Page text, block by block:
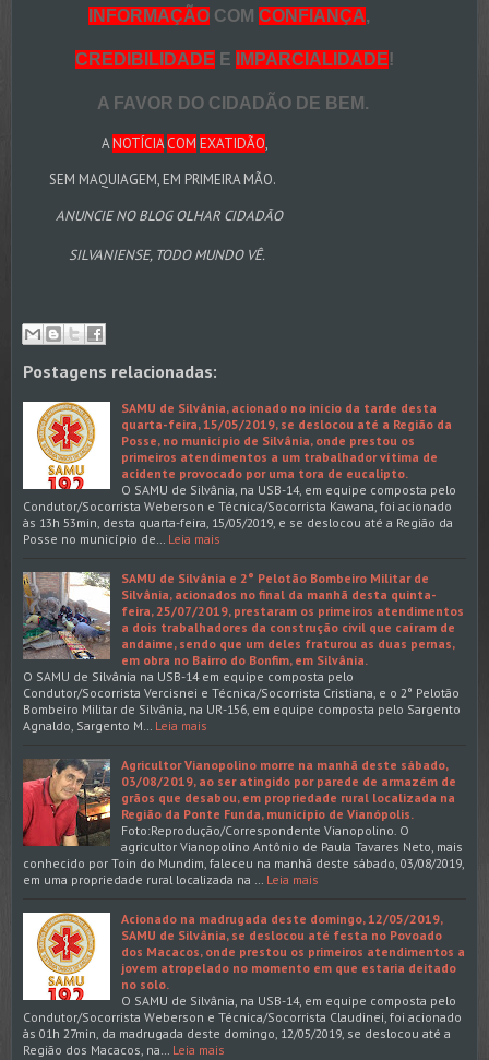
INFORMAÇÃO COM CONFIANÇA,
CREDIBILIDADE E IMPARCIALIDADE!
A FAVOR DO CIDADÃO DE BEM.
ANOTÍCIA COM EXATIDÃO,
SEM MAQUIAGEM, EM PRIMEIRA MÃO.
ANUNCIE NO BLOG OLHAR CIDADÃO
SILVANIENSE, TODO MUNDO VÊ.
Postagens relacionadas:
SAMU de Silvânia, acionado no início da tarde desta
quarta-feira, 15/05/2019, se deslocou até a Região da
Posse, no município de Silvânia, onde prestou os
primeiros atendimentos a um trabalhador vítima de
acidente provocado por uma tora de eucalipto.
O SAMU de Silvânia, na USB-14, em equipe composta pelo
Condutor/Socorrista Weberson e Técnica/Socorrista Kawana, foi acionado
às 13h 53min, desta quarta-feira, 15/05/2019, e se deslocou até a Região da
Posse no município de… Leia mais
SAMU de Silvânia e 2° Pelotão Bombeiro Militar de
Silvânia, acionados no final da manhã desta quinta-
feira, 25/07/2019, prestaram os primeiros atendimentos
a dois trabalhadores da construção civil que caíram de
andaime, sendo que um deles fraturou as duas pernas,
em obra no Bairro do Bonfim, em Silvânia.
O SAMU de Silvânia na USB-14 em equipe composta pelo
Condutor/Socorrista Vercisnei e Técnica/Socorrista Cristiana, e o 2° Pelotão
Bombeiro Militar de Silvânia, na UR-156, em equipe composta pelo Sargento
Agnaldo, Sargento M… Leia mais
Agricultor Vianopolino morre na manhã deste sábado,
03/08/2019, ao ser atingido por parede de armazém de
grãos que desabou, em propriedade rural localizada na
Região da Ponte Funda, município de Vianópolis.
Foto:Reprodução/Correspondente Vianopolino. O
agricultor Vianopolino Antônio de Paula Tavares Neto, mais
conhecido por Toin do Mundim, faleceu na manhã deste sábado, 03/08/2019,
em uma propriedade rural localizada na … Leia mais
Acionado na madrugada deste domingo, 12/05/2019,
SAMU de Silvânia, se deslocou até festa no Povoado
dos Macacos, onde prestou os primeiros atendimentos a
jovem atropelado no momento em que estaria deitado
no solo.
O SAMU de Silvânia, na USB-14, em equipe composta pelo
Condutor/Socorrista Weberson e Técnica/Socorrista Claudinei, foi acionado
às 01h 27min, da madrugada deste domingo, 12/05/2019, se deslocou até a
Região dos Macacos, na… Leia mais